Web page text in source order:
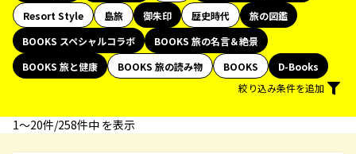
Resort Style
島旅 御朱印 歴史時代
旅の図鑑
BOOKS スペシャルコラボ
BOOKS 旅の名言＆絶景
BOOKS 旅と健康
BOOKS 旅の読み物 BOOKS
D-Books
絞り込み条件を追加
1〜20件/258件中 を表示